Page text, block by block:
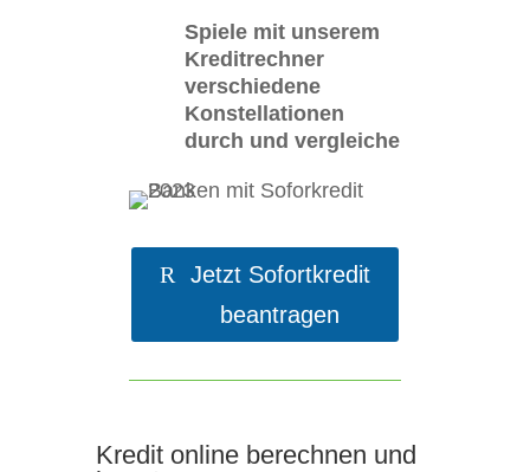
Spiele mit unserem
Kreditrechner
verschiedene
Konstellationen
durch und vergleiche
Jetzt Sofortkredit
beantragen
Kredit online berechnen und